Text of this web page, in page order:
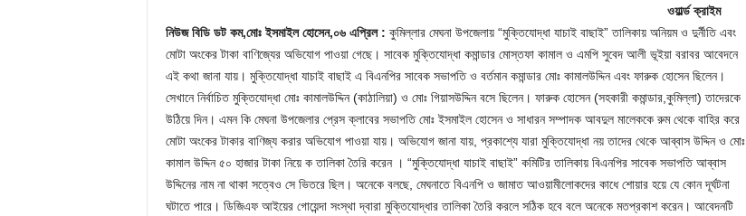
ওয়ার্ল্ড ক্রাইম
নিউজ বিডি ডট কম,মোঃ ইসমাইল হোসেন,০৬ এপ্রিল : কুমিল্লার মেঘনা উপজেলায় “মুক্তিযোদ্ধা যাচাই বাছাই” তালিকায় অনিয়ম ও দুর্নীতি এবং
মোটা অংকের টাকা বাণিজ্যের অভিযোগ পাওয়া গেছে। সাবেক মুক্তিযোদ্ধা কমান্ডার মোস্তফা কামাল ও এমপি সুবেদ আলী ভূইয়া বরাবর আবেদনে
এই কথা জানা যায়। মুক্তিযোদ্ধা যাচাই বাছাই এ বিএনপির সাবেক সভাপতি ও বর্তমান কমান্ডার মোঃ কামালউদ্দিন এবং ফারুক হোসেন ছিলেন।
সেখানে নির্বাচিত মুক্তিযোদ্ধা মোঃ কামালউদ্দিন (কাঠালিয়া) ও মোঃ গিয়াসউদ্দিন বসে ছিলেন। ফারুক হোসেন (সহকারী কমান্ডার,কুমিল্লা) তাদেরকে
উঠিয়ে দিন। এমন কি মেঘনা উপজেলার প্রেস ক্লাবের সভাপতি মোঃ ইসমাইল হোসেন ও সাধারন সম্পাদক আবদুল মালেককে রুম থেকে বাহির করে
মোটা অংকের টাকার বাণিজ্য করার অভিযোগ পাওয়া যায়। অভিযোগ জানা যায়, প্রকাশ্যে যারা মুক্তিযোদ্ধা নয় তাদের থেকে আব্বাস উদ্দিন ও মোঃ
কামাল উদ্দিন ৫০ হাজার টাকা নিয়ে ক তালিকা তৈরি করেন । “মুক্তিযোদ্ধা যাচাই বাছাই” কমিটির তালিকায় বিএনপির সাবেক সভাপতি আব্বাস
উদ্দিনের নাম না থাকা সত্বেও সে ভিতরে ছিল। অনেকে বলছে, মেঘনাতে বিএনপি ও জামাত আওয়ামীলোকদের কাধে শোয়ার হয়ে যে কোন দূর্ঘটনা
ঘটাতে পারে। ডিজিএফ আইয়ের গোয়েন্দা সংস্থা দ্বারা মুক্তিযোদ্ধার তালিকা তৈরি করলে সঠিক হবে বলে অনেকে মতপ্রকাশ করেন। আবেদনটি